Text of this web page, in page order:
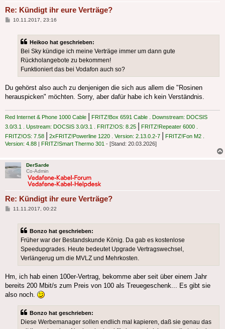
Re: Kündigt ihr eure Verträge?
Beitrag
10.11.2017, 23:16
Heikoo hat geschrieben:
Bei Sky kündige ich meine Verträge immer um dann gute
Rückholangebote zu bekommen!
Funktioniert das bei Vodafon auch so?
Du gehörst also auch zu denjenigen die sich aus allem die "Rosinen
herauspicken" möchten. Sorry, aber dafür habe ich kein Verständnis.
Red Internet & Phone 1000 Cable
FRITZ!Box 6591 Cable . Downstream: DOCSIS
3.0/3.1 . Upstream: DOCSIS 3.0/3.1 . FRITZ!OS: 8.25
FRITZ!Repeater 6000 .
FRITZ!OS: 7.58
2xFRITZ!Powerline 1220 . Version: 2.13.0.2-7
FRITZ!Fon M2 .
Version: 4.88
FRITZ!Smart Thermo 301 - [Stand: 20.03.2026]
DerSarde
Co-Admin
Re: Kündigt ihr eure Verträge?
Beitrag
11.11.2017, 00:22
Bonzo hat geschrieben:
Früher war der Bestandskunde König. Da gab es kostenlose
Speedupgrades. Heute bedeutet Upgrade Vertragswechsel,
Verlängerug um die MVLZ und Mehrkosten.
Hm, ich hab einen 100er-Vertrag, bekomme aber seit über einem Jahr
bereits 200 Mbit/s zum Preis von 100 als Treuegeschenk... Es gibt sie
also noch.
Bonzo hat geschrieben:
Diese Werbemanager sollen endlich mal kapieren, daß sie genau das